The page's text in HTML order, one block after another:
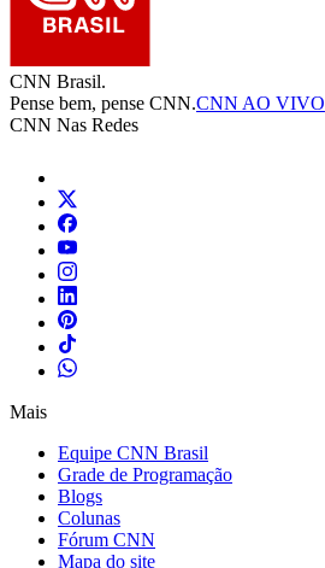
CNN Brasil.
Pense bem, pense CNN.CNN AO VIVO
CNN Nas Redes
Mais
Equipe CNN Brasil
Grade de Programação
Blogs
Colunas
Fórum CNN
Mapa do site